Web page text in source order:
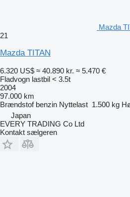
Mazda
21
Mazda TITAN
6.320 US$ ≈ 40.890 kr. ≈ 5.470 €
Fladvogn lastbil < 3.5t
2004
97.000 km
Brændstof benzin Nyttelast 1.500 kg
Japan
EVERY TRADING Co Ltd
Kontakt sælgeren